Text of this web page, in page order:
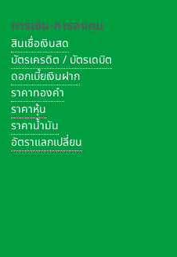
การเงิน-การลงทุน
สินเชื่อเงินสด
บัตรเครดิต / บัตรเดบิต
ดอกเบี้ยเงินฝาก
ราคาทองคำ
ราคาหุ้น
ราคาน้ำมัน
อัตราแลกเปลี่ยน